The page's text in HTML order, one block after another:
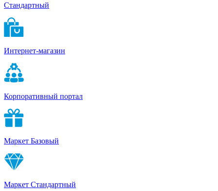
Стандартный
Интернет-магазин
Корпоративный портал
Маркет Базовый
Маркет Стандартный